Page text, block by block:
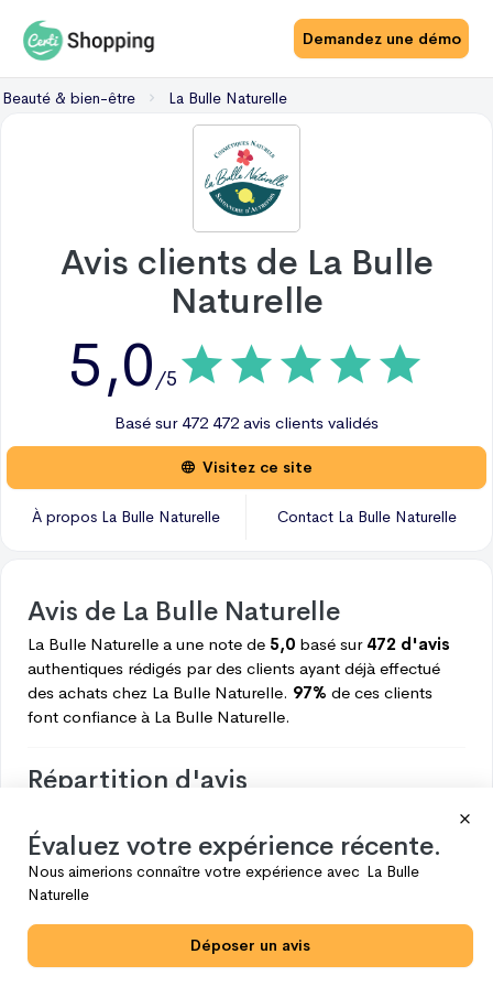
Demandez une démo
Beauté & bien-être La Bulle Naturelle
Avis clients de La Bulle
Naturelle
5,0 /5
Basé sur 472 472 avis clients validés
Visitez ce site
À propos La Bulle Naturelle Contact La Bulle Naturelle
Avis de La Bulle Naturelle
La Bulle Naturelle a une note de 5,0 basé sur 472 d'avis
authentiques rédigés par des clients ayant déjà effectué
des achats chez La Bulle Naturelle. 97% de ces clients
font confiance à La Bulle Naturelle.
Répartition d'avis
5
4
3 0
Évaluez votre expérience récente.
Nous aimerions connaître votre expérience avec La Bulle
Naturelle
Déposer un avis